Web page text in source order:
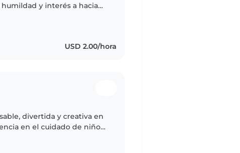
y interés a hacia
USD 2.00/hora
divertida y creativa en
en el cuidado de niños